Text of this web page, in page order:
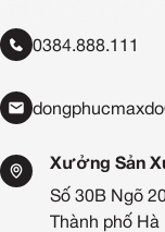
0384.888.111
Xưởng Sản
Số 30B Ngõ
Thành phố